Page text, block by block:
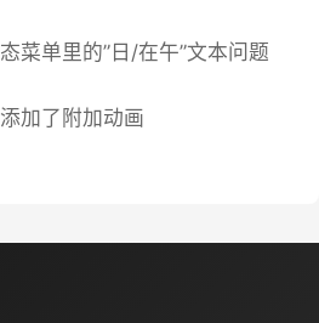
菜单里的”日/在午”文本问题
加了附加动画